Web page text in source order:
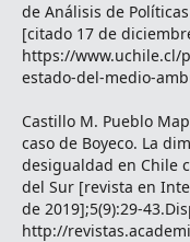
de Análisis de
[citado 17 de
https://www.uchile.cl/
estado-del-medio-
Castillo M. Pueblo
caso de Boyeco. La
desigualdad en Chile
del Sur [revista en
de 2019];5(9):29-
http://